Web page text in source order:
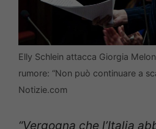
Elly Schlein attacca Giorgia
rumore: “Non può continuare a
Notizie.com
“Vergogna che l’Italia